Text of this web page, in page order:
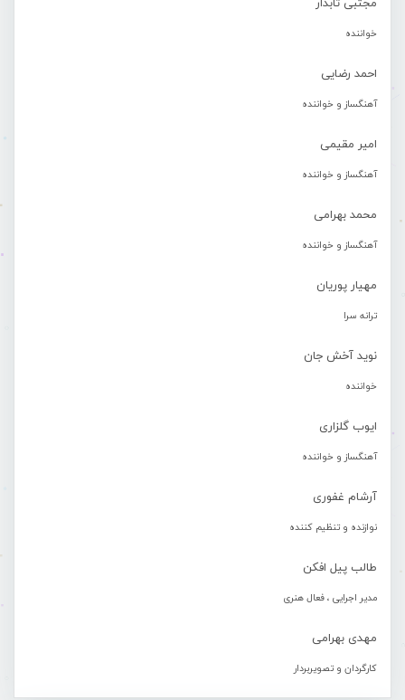
مجتبی تابدار
خواننده
احمد رضایی
آهنگساز و خواننده
امیر مقیمی
آهنگساز و خواننده
محمد بهرامی
آهنگساز و خواننده
مهیار پوریان
ترانه سرا
نوید آخش جان
خواننده
ایوب گلزاری
آهنگساز و خواننده
آرشام غفوری
نوازنده و تنظیم کننده
طالب پیل افکن
مدیر اجرایی ، فعال هنری
مهدی بهرامی
کارگردان و تصویربردار